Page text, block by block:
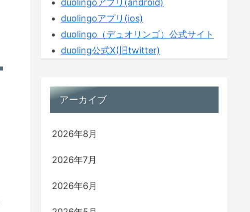
duolingoアプリ(android)
duolingoアプリ(ios)
duolingo（デュオリンゴ）公式サイト
duoling公式X(旧twitter)
アーカイブ
2026年8月
2026年7月
2026年6月